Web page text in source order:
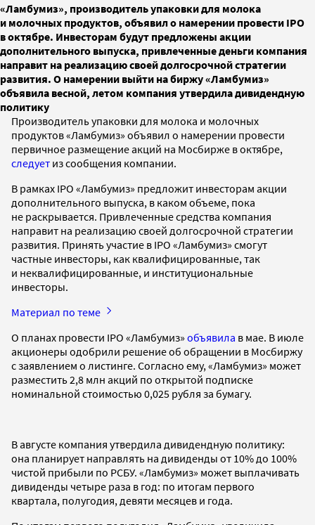
«Ламбумиз», производитель упаковки для молока
и молочных продуктов, объявил о намерении провести IPO
в октябре. Инвесторам будут предложены акции
дополнительного выпуска, привлеченные деньги компания
направит на реализацию своей долгосрочной стратегии
развития. О намерении выйти на биржу «Ламбумиз»
объявила весной, летом компания утвердила дивидендную
политику
Производитель упаковки для молока и молочных
продуктов «Ламбумиз» объявил о намерении провести
первичное размещение акций на Мосбирже в октябре,
следует из сообщения компании.
В рамках IPO «Ламбумиз» предложит инвесторам акции
дополнительного выпуска, в каком объеме, пока
не раскрывается. Привлеченные средства компания
направит на реализацию своей долгосрочной стратегии
развития. Принять участие в IPO «Ламбумиз» смогут
частные инвесторы, как квалифицированные, так
и неквалифицированные, и институциональные
инвесторы.
Материал по теме
О планах провести IPO «Ламбумиз» объявила в мае. В июле
акционеры одобрили решение об обращении в Мосбиржу
с заявлением о листинге. Согласно ему, «Ламбумиз» может
разместить 2,8 млн акций по открытой подписке
номинальной стоимостью 0,025 рубля за бумагу.
В августе компания утвердила дивидендную политику:
она планирует направлять на дивиденды от 10% до 100%
чистой прибыли по РСБУ. «Ламбумиз» может выплачивать
дивиденды четыре раза в год: по итогам первого
квартала, полугодия, девяти месяцев и года.